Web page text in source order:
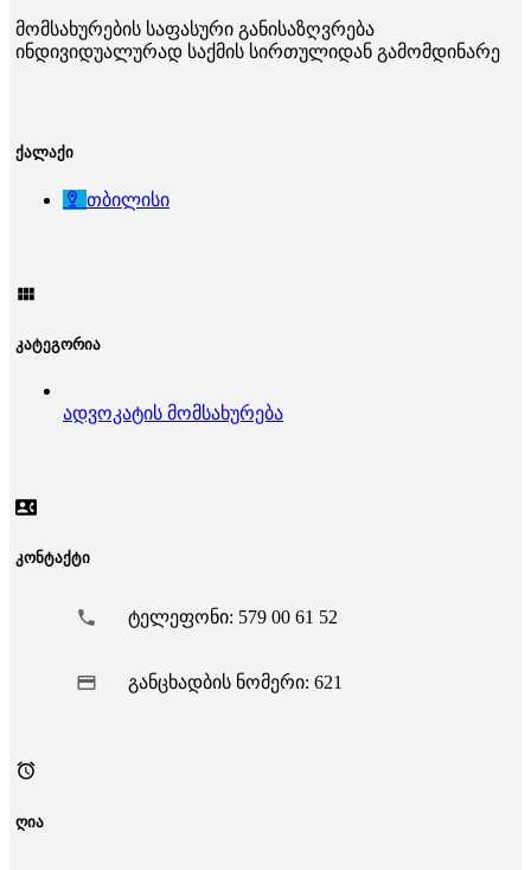
მომსახურების საფასური განისაზღვრება
ინდივიდუალურად საქმის სირთულიდან გამომდინარე
ქალაქი
თბილისი
კატეგორია
ადვოკატის მომსახურება
კონტაქტი
ტელეფონი: 579 00 61 52
განცხადბის ნომერი: 621
ღია